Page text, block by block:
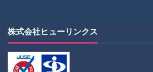
株式会社ヒューリンクス